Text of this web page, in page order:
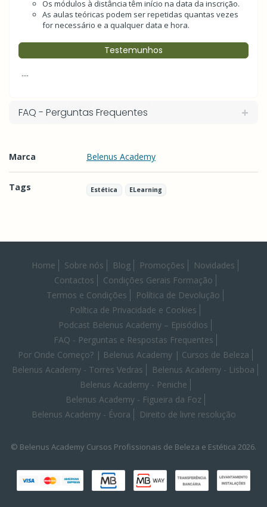
Os módulos à distância têm início na data da inscrição.
As aulas teóricas podem ser repetidas quantas vezes
for necessário e a qualquer data e hora.
Testemunhos
....
FAQ - Perguntas Frequentes
Marca Belenus Academy
Tags Estética ELearning
Home Sobre nós Blog Promoções
Novidades
Contactos
Condições Gerais Formação
Termos e Condições
Política de Devolução
Política de Privacidade e Cookies
Podcast Belenus Academy – Episódios
FAQ - Perguntas e Respostas Frequentes
Por Onde Começo? | Belenus Academy | Cursos de Beleza
Belenus Academy - Torres Vedras
Belenus Academy - Lisboa
Belenus Academy - Peniche
Belenus Academy - Figueira da Foz
Belenus Academy - Évora
Direito de livre resolução
© Belenus Academy Cursos Profissionais de Beleza e Estética 2026.